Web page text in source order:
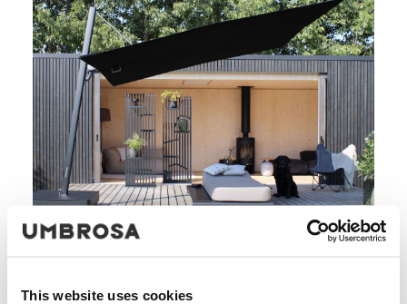
This website uses cookies